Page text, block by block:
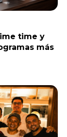
time y
más